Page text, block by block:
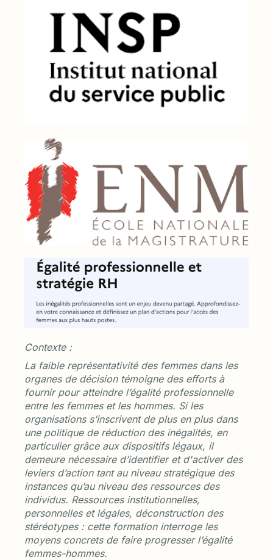
Contexte :
La faible représentativité des femmes dans les
organes de décision témoigne des efforts à
fournir pour atteindre l’égalité professionnelle
entre les femmes et les hommes. Si les
organisations s’inscrivent de plus en plus dans
une politique de réduction des inégalités, en
particulier grâce aux dispositifs légaux, il
demeure nécessaire d’identifier et d'activer des
leviers d’action tant au niveau stratégique des
instances qu’au niveau des ressources des
individus. Ressources institutionnelles,
personnelles et légales, déconstruction des
stéréotypes : cette formation interroge les
moyens concrets de faire progresser l’égalité
femmes-hommes.